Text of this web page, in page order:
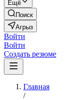
Ещё
Поиск
Агрыз
Войти
Войти
Создать резюме
Главная
/